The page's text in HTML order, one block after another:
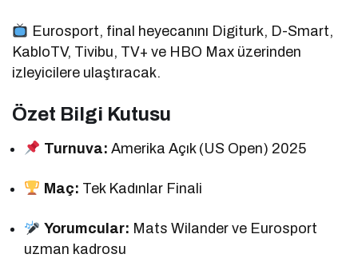
Eurosport, final heyecanını Digiturk, D-Smart,
KabloTV, Tivibu, TV+ ve HBO Max üzerinden
izleyicilere ulaştıracak.
Özet Bilgi Kutusu
Turnuva: Amerika Açık (US Open) 2025
Maç: Tek Kadınlar Finali
Yorumcular: Mats Wilander ve Eurosport
uzman kadrosu